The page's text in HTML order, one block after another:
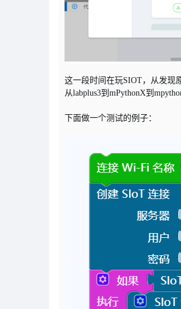
这一段时间在玩SIOT，从发现
从labplus3到mPythonX到
下面做一个测试的例子：